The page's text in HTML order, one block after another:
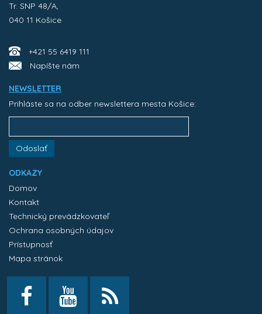
Tr. SNP 48/A,
040 11 Košice
+421 55 6419 111
Napíšte nám
NEWSLETTER
Prihláste sa na odber newslettera mesta Košice:
Odoslať
ODKAZY
Domov
Kontakt
Technický prevádzkovateľ
Ochrana osobných údajov
Prístupnosť
Mapa stránok